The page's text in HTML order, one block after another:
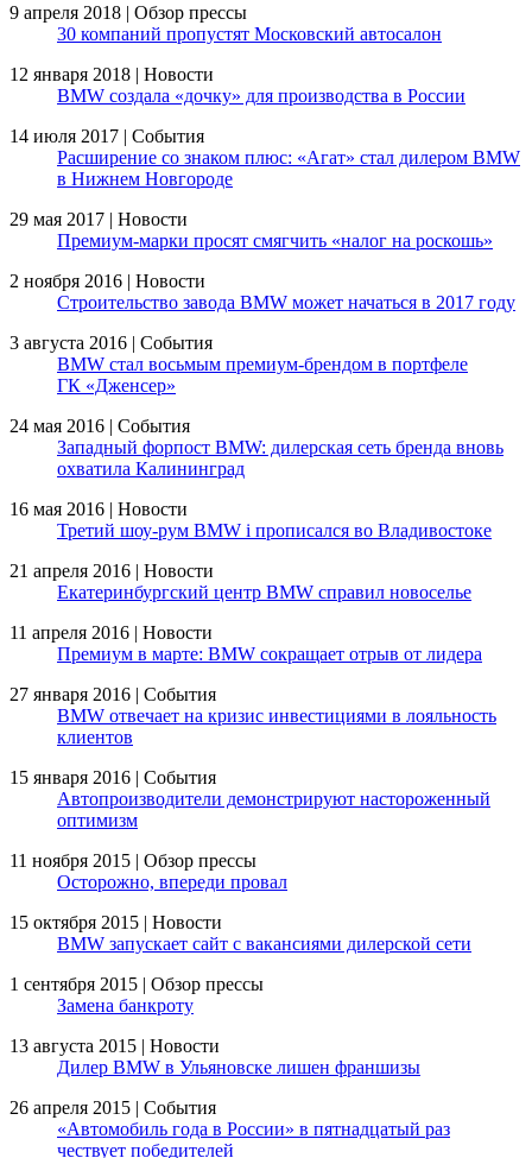
9 апреля 2018 | Обзор прессы
30 компаний пропустят Московский автосалон
12 января 2018 | Новости
BMW создала «дочку» для производства в России
14 июля 2017 | События
Расширение со знаком плюс: «Агат» стал дилером BMW
в Нижнем Новгороде
29 мая 2017 | Новости
Премиум-марки просят смягчить «налог на роскошь»
2 ноября 2016 | Новости
Строительство завода BMW может начаться в 2017 году
3 августа 2016 | События
BMW стал восьмым премиум-брендом в портфеле
ГК «Дженсер»
24 мая 2016 | События
Западный форпост BMW: дилерская сеть бренда вновь
охватила Калининград
16 мая 2016 | Новости
Третий шоу-рум BMW i прописался во Владивостоке
21 апреля 2016 | Новости
Екатеринбургский центр BMW справил новоселье
11 апреля 2016 | Новости
Премиум в марте: BMW сокращает отрыв от лидера
27 января 2016 | События
BMW отвечает на кризис инвестициями в лояльность
клиентов
15 января 2016 | События
Автопроизводители демонстрируют настороженный
оптимизм
11 ноября 2015 | Обзор прессы
Осторожно, впереди провал
15 октября 2015 | Новости
BMW запускает сайт с вакансиями дилерской сети
1 сентября 2015 | Обзор прессы
Замена банкроту
13 августа 2015 | Новости
Дилер BMW в Ульяновске лишен франшизы
26 апреля 2015 | События
«Автомобиль года в России» в пятнадцатый раз
чествует победителей